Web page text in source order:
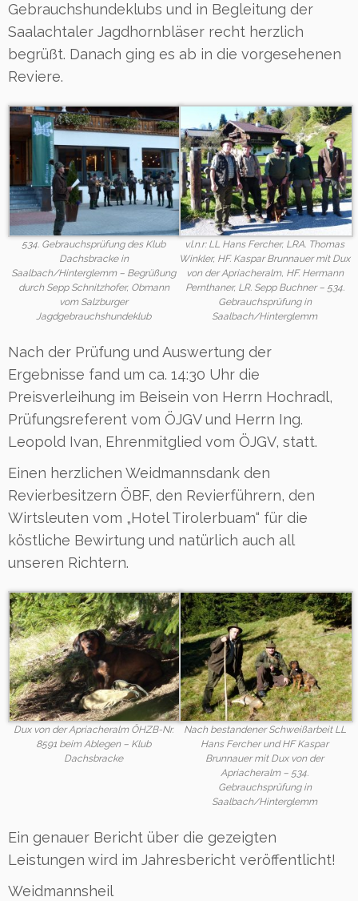
Gebrauchshundeklubs und in Begleitung der
Saalachtaler Jagdhornbläser recht herzlich
begrüßt. Danach ging es ab in die vorgesehenen
Reviere.
534. Gebrauchsprüfung des Klub
Dachsbracke in
Saalbach/Hinterglemm – Begrüßung
durch Sepp Schnitzhofer, Obmann
vom Salzburger
Jagdgebrauchshundeklub
v.l.n.r: LL Hans Fercher, LRA. Thomas
Winkler, HF. Kaspar Brunnauer mit Dux
von der Apriacheralm, HF. Hermann
Pernthaner, LR. Sepp Buchner – 534.
Gebrauchsprüfung in
Saalbach/Hinterglemm
Nach der Prüfung und Auswertung der
Ergebnisse fand um ca. 14:30 Uhr die
Preisverleihung im Beisein von Herrn Hochradl,
Prüfungsreferent vom ÖJGV und Herrn Ing.
Leopold Ivan, Ehrenmitglied vom ÖJGV, statt.
Einen herzlichen Weidmannsdank den
Revierbesitzern ÖBF, den Revierführern, den
Wirtsleuten vom „Hotel Tirolerbuam“ für die
köstliche Bewirtung und natürlich auch all
unseren Richtern.
Dux von der Apriacheralm ÖHZB-Nr.
8591 beim Ablegen – Klub
Dachsbracke
Nach bestandener Schweißarbeit LL
Hans Fercher und HF Kaspar
Brunnauer mit Dux von der
Apriacheralm – 534.
Gebrauchsprüfung in
Saalbach/Hinterglemm
Ein genauer Bericht über die gezeigten
Leistungen wird im Jahresbericht veröffentlicht!
Weidmannsheil